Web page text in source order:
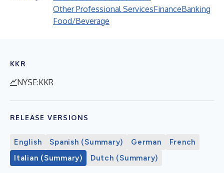
Other Professional ServicesFinanceBanking
Food/Beverage
KKR
NYSE:KKR
RELEASE VERSIONS
English Spanish (Summary) German
French
Italian (Summary)
Dutch (Summary)